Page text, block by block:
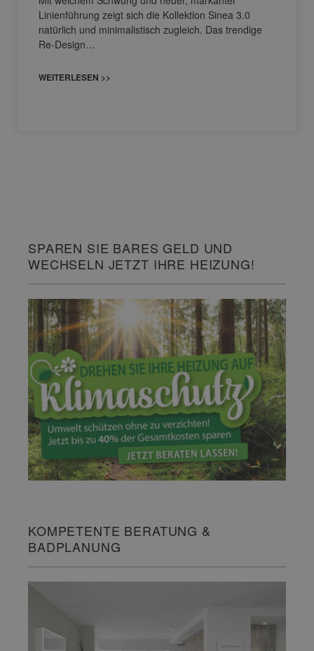
Linienführung zeigt sich die Kollektion Sinea 3.0
natürlich und minimalistisch zugleich. Das trendige
Re-Design…
WEITERLESEN >>
SPAREN SIE BARES GELD UND
WECHSELN JETZT IHRE HEIZUNG!
KOMPETENTE BERATUNG &
BADPLANUNG